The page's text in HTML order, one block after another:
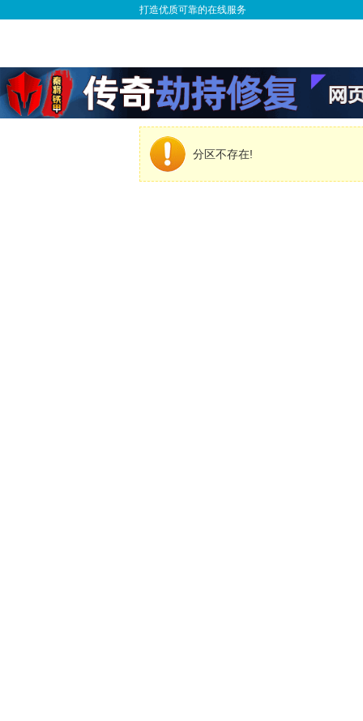
打造优质可靠的在线服务
分区不存在!